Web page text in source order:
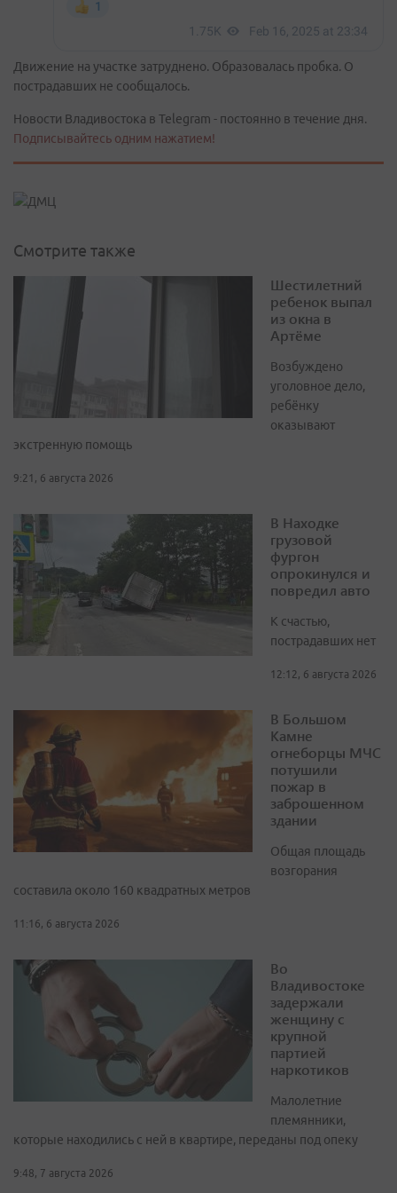
Движение на участке затруднено. Образовалась пробка. О
пострадавших не сообщалось.
Новости Владивостока в Telegram - постоянно в течение дня.
Подписывайтесь одним нажатием!
Смотрите также
Шестилетний
ребенок выпал
из окна в
Артёме
Возбуждено
уголовное дело,
ребёнку
оказывают
экстренную помощь
9:21, 6 августа 2026
В Находке
грузовой
фургон
опрокинулся и
повредил авто
К счастью,
пострадавших нет
12:12, 6 августа 2026
В Большом
Камне
огнеборцы МЧС
потушили
пожар в
заброшенном
здании
Общая площадь
возгорания
составила около 160 квадратных метров
11:16, 6 августа 2026
Во
Владивостоке
задержали
женщину с
крупной
партией
наркотиков
Малолетние
племянники,
которые находились с ней в квартире, переданы под опеку
9:48, 7 августа 2026